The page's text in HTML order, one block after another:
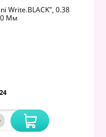
Write.BLACK", 0.38
Мм
24